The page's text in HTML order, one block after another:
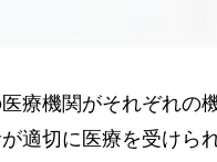
療機関がそれぞれの
が適切に医療を受けら